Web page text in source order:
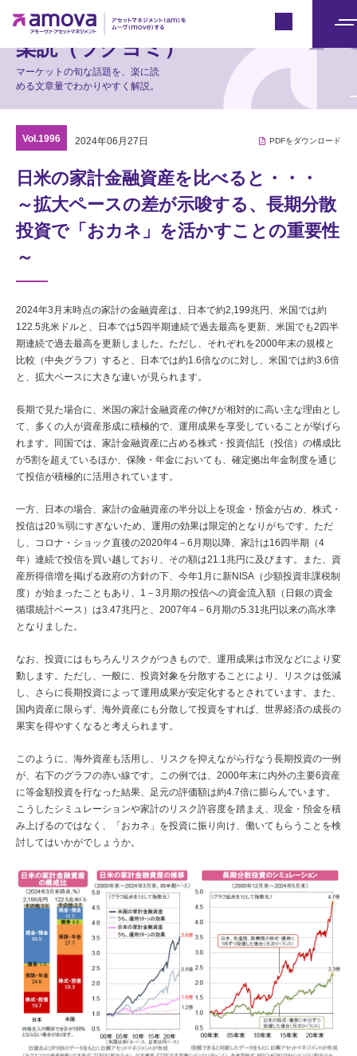
楽読（ラクヨミ）
マーケットの旬な話題を、楽に読
める文章量でわかりやすく解説。
Vol.1996 2024年06月27日 PDFをダウンロード
日米の家計金融資産を比べると・・・
～拡大ペースの差が示唆する、長期分散
投資で「おカネ」を活かすことの重要性
～
2024年3月末時点の家計の金融資産は、日本で約2,199兆円、米国では約
122.5兆米ドルと、日本では5四半期連続で過去最高を更新、米国でも2四半
期連続で過去最高を更新しました。ただし、それぞれを2000年末の規模と
比較（中央グラフ）すると、日本では約1.6倍なのに対し、米国では約3.6倍
と、拡大ペースに大きな違いが見られます。
長期で見た場合に、米国の家計金融資産の伸びが相対的に高い主な理由とし
て、多くの人が資産形成に積極的で、運用成果を享受していることが挙げら
れます。同国では、家計金融資産に占める株式・投資信託（投信）の構成比
が5割を超えているほか、保険・年金においても、確定拠出年金制度を通じ
て投信が積極的に活用されています。
一方、日本の場合、家計の金融資産の半分以上を現金・預金が占め、株式・
投信は20％弱にすぎないため、運用の効果は限定的となりがちです。ただ
し、コロナ・ショック直後の2020年4－6月期以降、家計は16四半期（4
年）連続で投信を買い越しており、その額は21.1兆円に及びます。また、資
産所得倍増を掲げる政府の方針の下、今年1月に新NISA（少額投資非課税制
度）が始まったこともあり、1－3月期の投信への資金流入額（日銀の資金
循環統計ベース）は3.47兆円と、2007年4－6月期の5.31兆円以来の高水準
となりました。
なお、投資にはもちろんリスクがつきもので、運用成果は市況などにより変
動します。ただし、一般に、投資対象を分散することにより、リスクは低減
し、さらに長期投資によって運用成果が安定化するとされています。また、
国内資産に限らず、海外資産にも分散して投資をすれば、世界経済の成長の
果実を得やすくなると考えられます。
このように、海外資産も活用し、リスクを抑えながら行なう長期投資の一例
が、右下のグラフの赤い線です。この例では、2000年末に内外の主要6資産
に等金額投資を行なった結果、足元の評価額は約4.7倍に膨らんでいます。
こうしたシミュレーションや家計のリスク許容度を踏まえ、現金・預金を積
み上げるのではなく、「おカネ」を投資に振り向け、働いてもらうことを検
討してはいかがでしょうか。